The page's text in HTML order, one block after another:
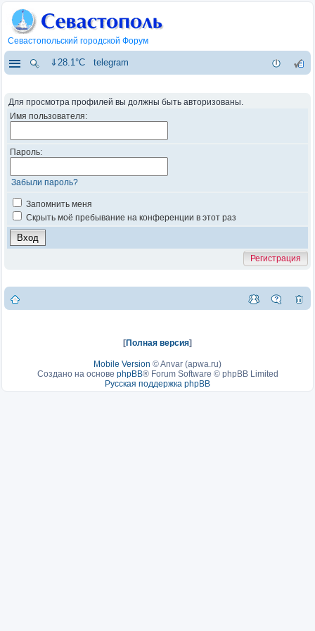
Севастопольский городской Форум
⇓28.1°C telegram
Для просмотра профилей вы должны быть авторизованы.
Имя пользователя:
Пароль:
Забыли пароль?
Запомнить меня
Скрыть моё пребывание на конференции в этот раз
Регистрация
[Полная версия]
Mobile Version ©Anvar (apwa.ru)
Создано на основе phpBB® Forum Software © phpBB Limited
Русская поддержка phpBB